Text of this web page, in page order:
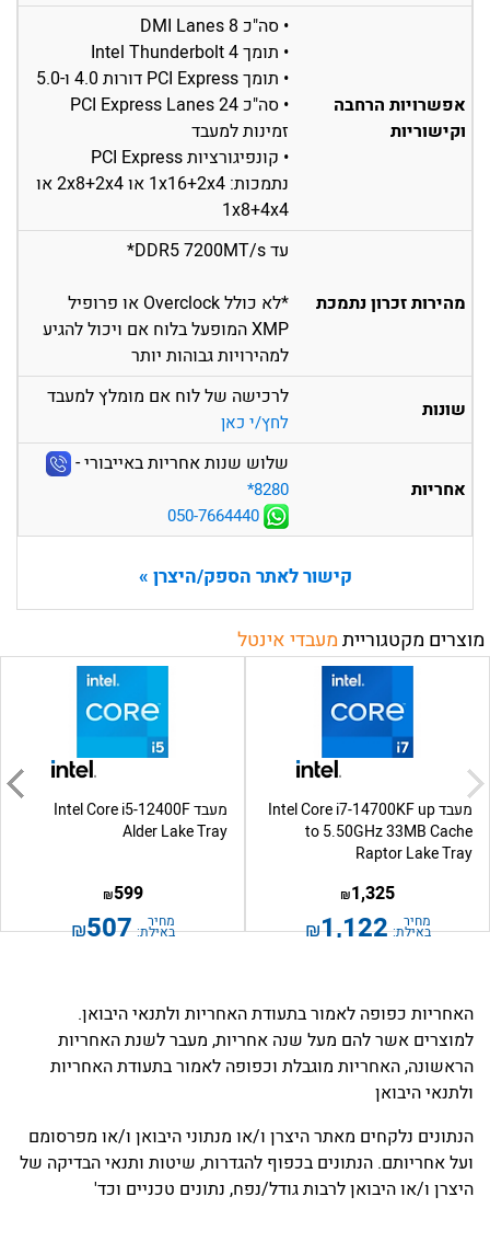
אפשרויות הרחבה
וקישוריות
• סה"כ 8 DMI Lanes
• תומך Intel Thunderbolt 4
• תומך PCI Express דורות 4.0 ו-5.0
• סה"כ 24 PCI Express Lanes
זמינות למעבד
• קונפיגורציות PCI Express
נתמכות: 1x16+2x4 או 2x8+2x4 או
1x8+4x4
מהירות זכרון נתמכת
עד DDR5 7200MT/s*
*לא כולל Overclock או פרופיל
XMP המופעל בלוח אם ויכול להגיע
למהירויות גבוהות יותר
שונות לרכישה של לוח אם מומלץ למעבד
לחץ/י כאן
אחריות
שלוש שנות אחריות באייבורי -
‎*8280
050-7664440
קישור לאתר הספק/היצרן »
מוצרים מקטגורייתמעבדי אינטל
מעבד Intel Core i7-14700KF up
to 5.50GHz 33MB Cache
Raptor Lake Tray
1,325
₪
מחיר
באילת: 1,122
₪
מעבד Intel Core i5-12400F
Alder Lake Tray
599
₪
מחיר
באילת: 507
₪
האחריות כפופה לאמור בתעודת האחריות ולתנאי היבואן.
למוצרים אשר להם מעל שנה אחריות, מעבר לשנת האחריות
הראשונה, האחריות מוגבלת וכפופה לאמור בתעודת האחריות
ולתנאי היבואן
הנתונים נלקחים מאתר היצרן ו/או מנתוני היבואן ו/או מפרסומם
ועל אחריותם. הנתונים בכפוף להגדרות, שיטות ותנאי הבדיקה של
היצרן ו/או היבואן לרבות גודל/נפח, נתונים טכניים וכד'